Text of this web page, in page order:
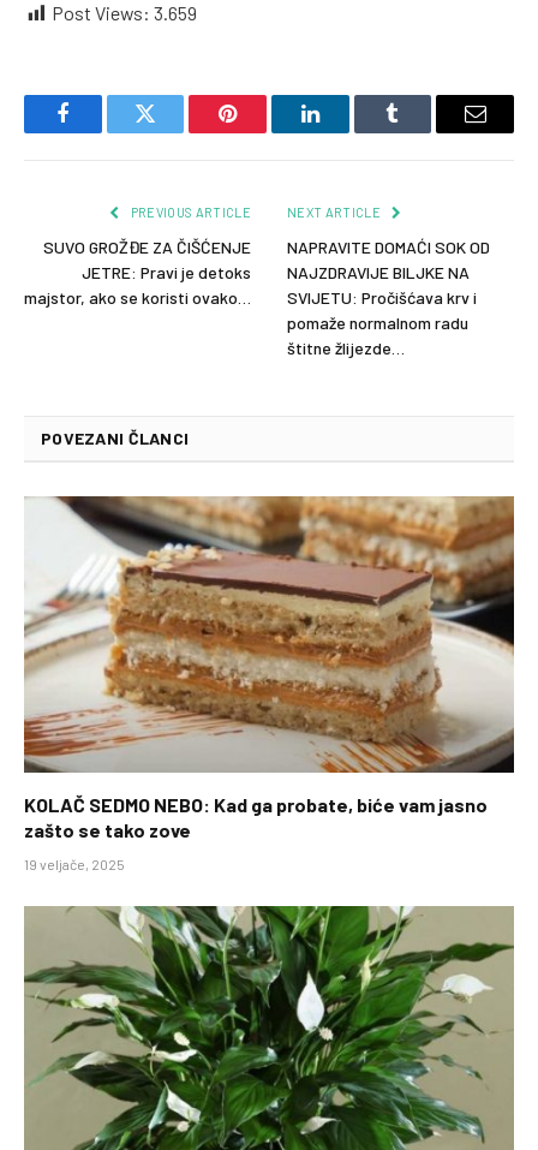
Post Views: 3.659
FacebookTwitter Pinterest LinkedInTumblr Email
PREVIOUS ARTICLE
SUVO GROŽĐE ZA ČIŠĆENJE
JETRE: Pravi je detoks
majstor, ako se koristi ovako…
NEXT ARTICLE
NAPRAVITE DOMAĆI SOK OD
NAJZDRAVIJE BILJKE NA
SVIJETU: Pročišćava krv i
pomaže normalnom radu
štitne žlijezde…
POVEZANI ČLANCI
KOLAČ SEDMO NEBO: Kad ga probate, biće vam jasno
zašto se tako zove
19 veljače, 2025